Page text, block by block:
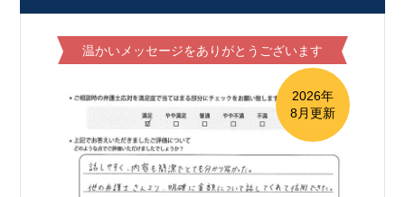
温かいメッセージをありがとうございます
2026年
8月更新